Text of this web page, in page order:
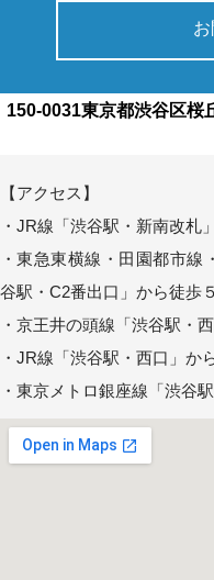
150-0031東京都渋谷区
【アクセス】
・JR線「渋谷駅・新南改札
・東急東横線・田園都市
谷駅・C2番出口」から徒歩
・京王井の頭線「渋谷駅・
・JR線「渋谷駅・西口」か
・東京メトロ銀座線「渋谷